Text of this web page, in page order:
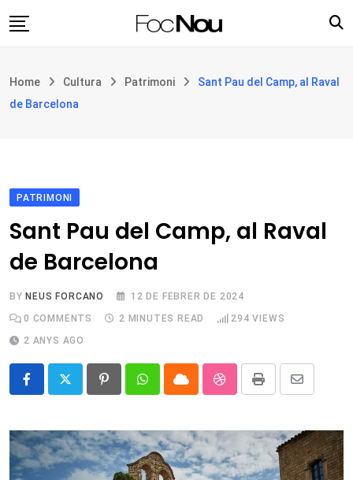
to
Filosofia i teologia
Botiga
Home Cultura Patrimoni
Sant Pau del Camp, al Raval
de Barcelona
PATRIMONI
Sant Pau del Camp, al Raval
de Barcelona
BY NEUS FORCANO
12 DE FEBRER DE 2024
0 COMMENTS 2 MINUTES READ 294 VIEWS
2 ANYS AGO
PinterestWhatsappCloud StumbleUpon
Print
Share
Email